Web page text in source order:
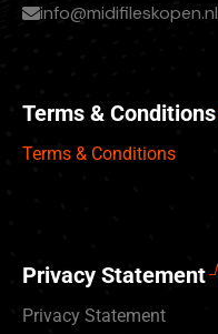
info@midifileskopen.nl
Terms & Conditions
Terms & Conditions
Privacy Statement
Privacy Statement